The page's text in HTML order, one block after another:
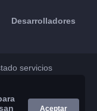
Desarrolladores
servicios
Play
Aceptar